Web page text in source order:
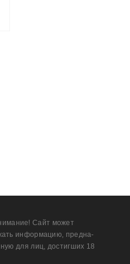
Сайт может
информацию, предна­
для лиц, дости­гших 18